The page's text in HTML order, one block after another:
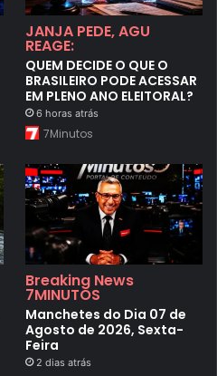
JANJA PEDE, AGU
REAGE:
QUEM DECIDE O QUE O
BRASILEIRO PODE ACESSAR
EM PLENO ANO ELEITORAL?
6 horas atrás
7Minutos
Breaking News
7MINUTOS
Manchetes do Dia 07 de
Agosto de 2026, Sexta-
Feira
2 dias atrás